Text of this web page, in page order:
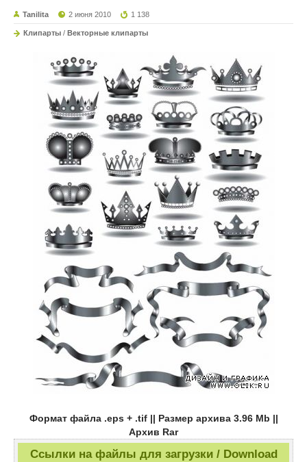
Tanilita 2 июня 2010 1 138
Клипарты / Векторные клипарты
Формат файла .eps + .tif || Размер архива 3.96 Mb ||
Архив Rar
Ссылки на файлы для загрузки / Download